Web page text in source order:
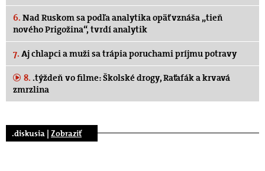
6. Nad Ruskom sa podľa analytika opäť vznáša „tieň
nového Prigožina“, tvrdí analytik
7. Aj chlapci a muži sa trápia poruchami príjmu potravy
8. .týždeň vo filme: Školské drogy, Raťafák a krvavá
zmrzlina
.diskusia | Zobraziť